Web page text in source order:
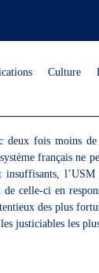
Culture
deux fois moins
français ne
celle-ci en
des plus
justiciables les